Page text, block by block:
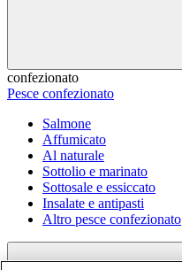
confezionato
Pesce confezionato
Salmone
Affumicato
Al naturale
Sottolio e marinato
Sottosale e essiccato
Insalate e antipasti
Altro pesce confezionato